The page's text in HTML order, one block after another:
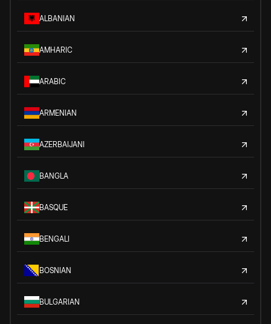
ALBANIAN
AMHARIC
ARABIC
ARMENIAN
AZERBAIJANI
BANGLA
BASQUE
BENGALI
BOSNIAN
BULGARIAN